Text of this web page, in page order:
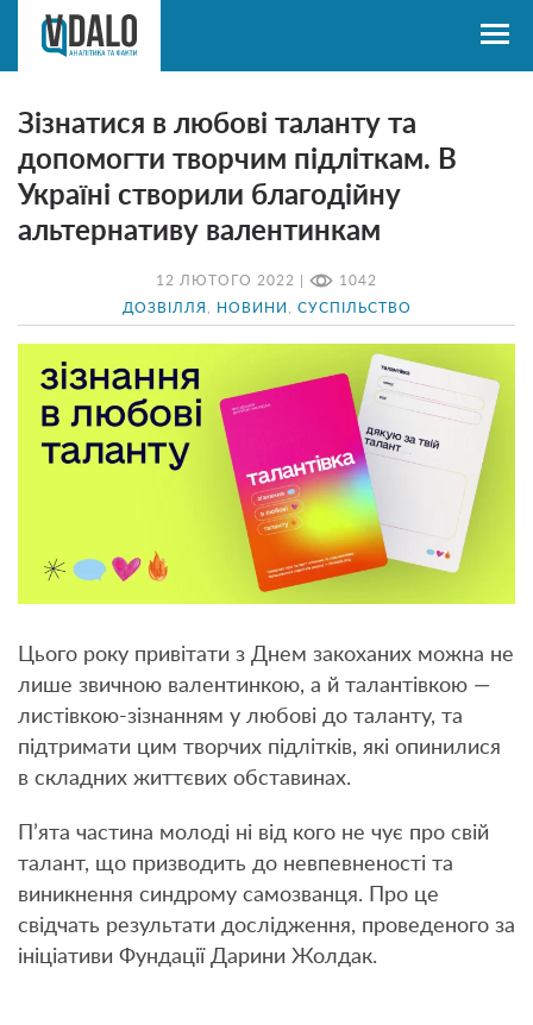
12 ЛЮТОГО 2022 | 1042
ДОЗВІЛЛЯ НОВИНИ СУСПІЛЬСТВО
Зізнатися в любові таланту та
допомогти творчим підліткам. В
Україні створили благодійну
альтернативу валентинкам
Цього року привітати з Днем закоханих можна не
лише звичною валентинкою, а й талантівкою —
листівкою-зізнанням у любові до таланту, та
підтримати цим творчих підлітків, які опинилися
в складних життєвих обставинах.
П’ята частина молоді ні від кого не чує про свій
талант, що призводить до невпевненості та
виникнення синдрому самозванця. Про це
свідчать результати дослідження, проведеного за
ініціативи Фундації Дарини Жолдак.